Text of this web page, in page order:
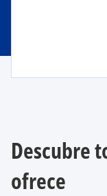
Descubre
ofrece